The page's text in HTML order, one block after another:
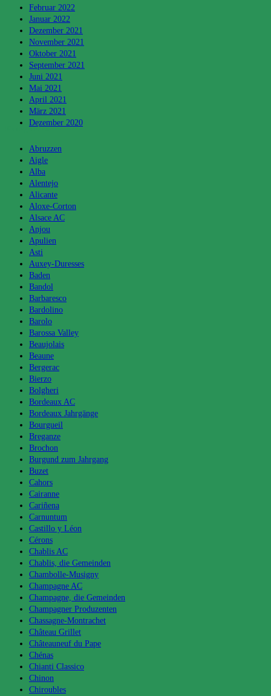
Februar 2022
Januar 2022
Dezember 2021
November 2021
Oktober 2021
September 2021
Juni 2021
Mai 2021
April 2021
März 2021
Dezember 2020
Kategorien
Abruzzen
Aigle
Alba
Alentejo
Alicante
Aloxe-Corton
Alsace AC
Anjou
Apulien
Asti
Auxey-Duresses
Baden
Bandol
Barbaresco
Bardolino
Barolo
Barossa Valley
Beaujolais
Beaune
Bergerac
Bierzo
Bolgheri
Bordeaux AC
Bordeaux Jahrgänge
Bourgueil
Breganze
Brochon
Burgund zum Jahrgang
Buzet
Cahors
Cairanne
Cariñena
Carnuntum
Castillo y Léon
Cérons
Chablis AC
Chablis, die Gemeinden
Chambolle-Musigny
Champagne AC
Champagne, die Gemeinden
Champagner Produzenten
Chassagne-Montrachet
Château Grillet
Châteauneuf du Pape
Chénas
Chianti Classico
Chinon
Chiroubles